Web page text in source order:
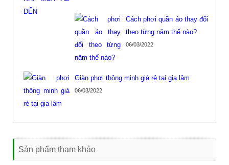
Cách phơi quần áo thay đổi
theo từng năm thế nào?
06/03/2022
Giàn phơi thông minh giá rẻ tại gia lâm
06/03/2022
Sản phẩm tham khảo